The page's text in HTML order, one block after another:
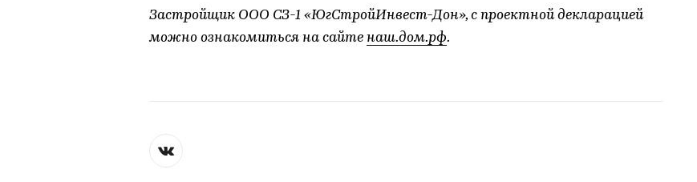
Застройщик ООО СЗ-1 «ЮгСтройИнвест-Дон», с проектной декларацией
можно ознакомиться на сайте наш.дом.рф.